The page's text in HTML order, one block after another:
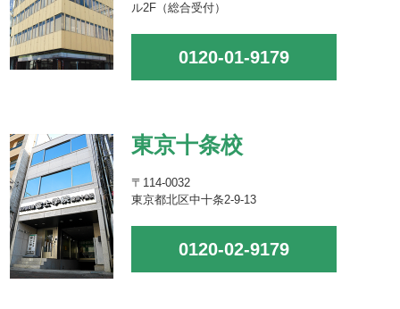
ル2F（総合受付）
0120-01-9179
東京十条校
〒114-0032
東京都北区中十条2-9-13
0120-02-9179